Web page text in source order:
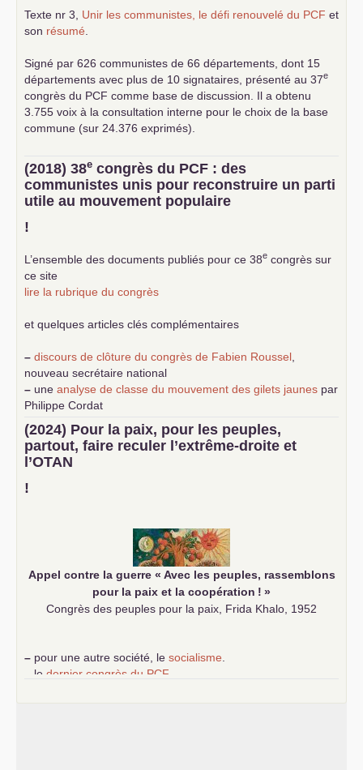
Texte nr 3, Unir les communistes, le défi renouvelé du PCF et
son résumé
Signé par 626 communistes de 66 départements, dont 15
départements avec plus de 10 signataires, présenté au 37e
congrès du PCF comme base de discussion. Il a obtenu
3.755 voix à la consultation interne pour le choix de la base
commune (sur 24.376 exprimés).
(2018) 38e congrès du PCF : des
communistes unis pour reconstruire un parti
utile au mouvement populaire
!
L’ensemble des documents publiés pour ce 38e congrès sur
ce site
lire la rubrique du congrès
et quelques articles clés complémentaires
– discours de clôture du congrès de Fabien Roussel
nouveau secrétaire national
– une analyse de classe du mouvement des gilets jaunes par
Philippe Cordat
–
un texte de Jean-Claude Delaunay
le marxisme est la
science sociale de notre temps
–un appel proposé aux partis communistes et ouvrier
d’Europe
–
(2024) Pour la paix, pour les peuples,
partout, faire reculer l’extrême-droite et
l’OTAN
!
Appel contre la guerre « Avec les peuples, rassemblons
pour la paix et la coopération ! »
Congrès des peuples pour la paix, Frida Khalo, 1952
– pour une autre société, le socialisme
le dernier congrès du PCF